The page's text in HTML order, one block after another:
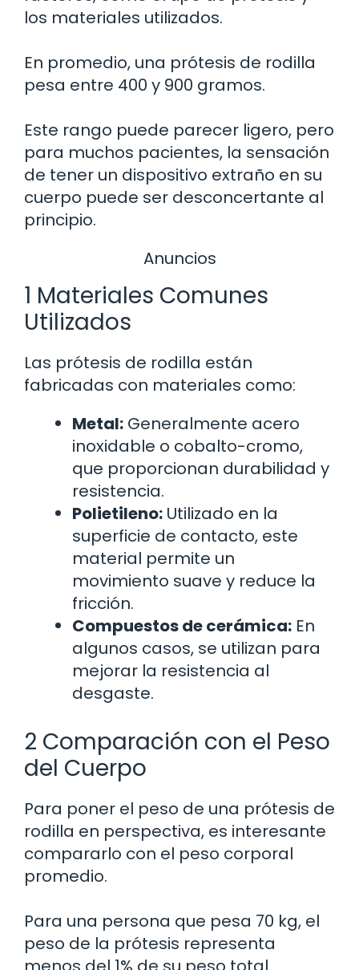
los materiales utilizados.
En promedio, una prótesis de rodilla
pesa entre 400 y 900 gramos.
Este rango puede parecer ligero, pero
para muchos pacientes, la sensación
de tener un dispositivo extraño en su
cuerpo puede ser desconcertante al
principio.
Anuncios
1 Materiales Comunes
Utilizados
Las prótesis de rodilla están
fabricadas con materiales como:
Metal: Generalmente acero
inoxidable o cobalto-cromo,
que proporcionan durabilidad y
resistencia.
Polietileno: Utilizado en la
superficie de contacto, este
material permite un
movimiento suave y reduce la
fricción.
Compuestos de cerámica: En
algunos casos, se utilizan para
mejorar la resistencia al
desgaste.
2 Comparación con el Peso
del Cuerpo
Para poner el peso de una prótesis de
rodilla en perspectiva, es interesante
compararlo con el peso corporal
promedio.
Para una persona que pesa 70 kg, el
peso de la prótesis representa